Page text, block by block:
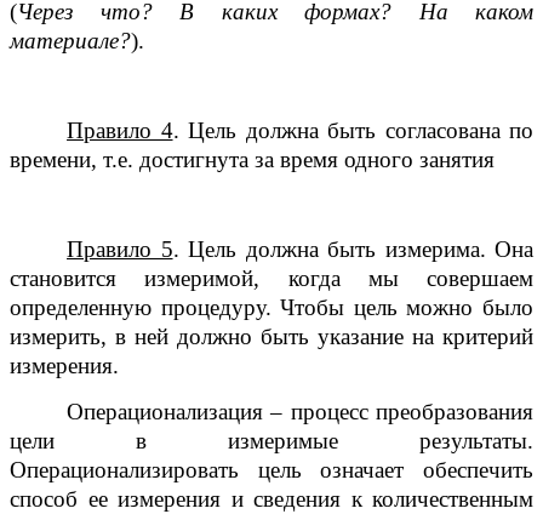
(Через что? В каких формах? На каком
материале?).
Правило 4. Цель должна быть согласована по
времени, т.е. достигнута за время одного занятия
Правило 5. Цель должна быть измерима. Она
становится измеримой, когда мы совершаем
определенную процедуру. Чтобы цель можно было
измерить, в ней должно быть указание на критерий
измерения.
Операционализация – процесс преобразования
цели в измеримые результаты.
Операционализировать цель означает обеспечить
способ ее измерения и сведения к количественным